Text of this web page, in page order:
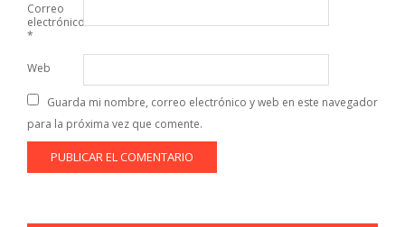
Correo
electrónico
*
Web
Guarda mi nombre, correo electrónico y web en este navegador
para la próxima vez que comente.